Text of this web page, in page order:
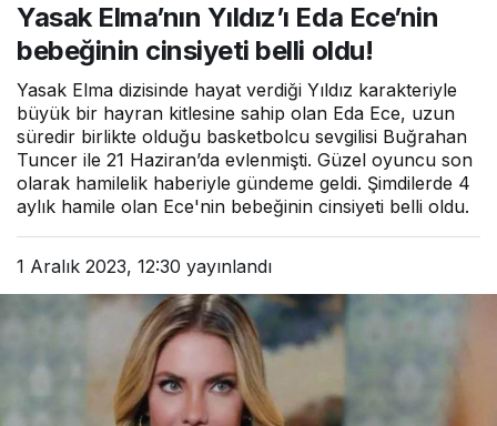
belli oldu!
Yasak Elma’nın Yıldız’ı Eda Ece’nin
bebeğinin cinsiyeti belli oldu!
Yasak Elma dizisinde hayat verdiği Yıldız karakteriyle
büyük bir hayran kitlesine sahip olan Eda Ece, uzun
süredir birlikte olduğu basketbolcu sevgilisi Buğrahan
Tuncer ile 21 Haziran’da evlenmişti. Güzel oyuncu son
olarak hamilelik haberiyle gündeme geldi. Şimdilerde 4
aylık hamile olan Ece'nin bebeğinin cinsiyeti belli oldu.
1 Aralık 2023, 12:30 yayınlandı